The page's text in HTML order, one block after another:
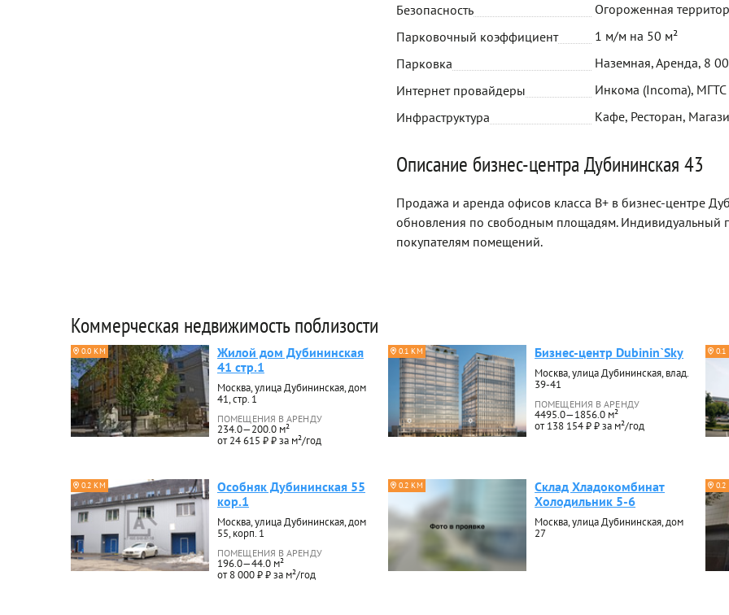
Безопасность
Огороженная
Парковочный коэффициент
1 м/м на 50 м²
Парковка
Наземная, Аренда, 8
Интернет провайдеры
Инкома (Incoma), МГТС
Инфраструктура
Кафе, Ресторан,
Описание бизнес-центра Дубининская 43
Продажа и аренда офисов класса B+ в бизнес-центре
обновления по свободным площадям. Индивидуальный
покупателям помещений.
Коммерческая недвижимость поблизости
0.0 КМ
Жилой дом Дубининская
41 стр.1
Москва, улица Дубининская, дом
41, стр. 1
ПОМЕЩЕНИЯ В АРЕНДУ
234.0—200.0 м²
от 24 615 ₽ ₽ за м²/год
0.1 КМ Бизнес-центр Dubinin`Sky
Москва, улица Дубининская, влад.
39-41
ПОМЕЩЕНИЯ В АРЕНДУ
4495.0—1856.0 м²
от 138 154 ₽ ₽ за м²/год
0.2 КМ
Особняк Дубининская 55
кор.1
Москва, улица Дубининская, дом
55, корп. 1
ПОМЕЩЕНИЯ В АРЕНДУ
196.0—44.0 м²
от 8 000 ₽ ₽ за м²/год
0.2 КМ
Склад Хладокомбинат
Холодильник 5-6
Москва, улица Дубининская, дом
27